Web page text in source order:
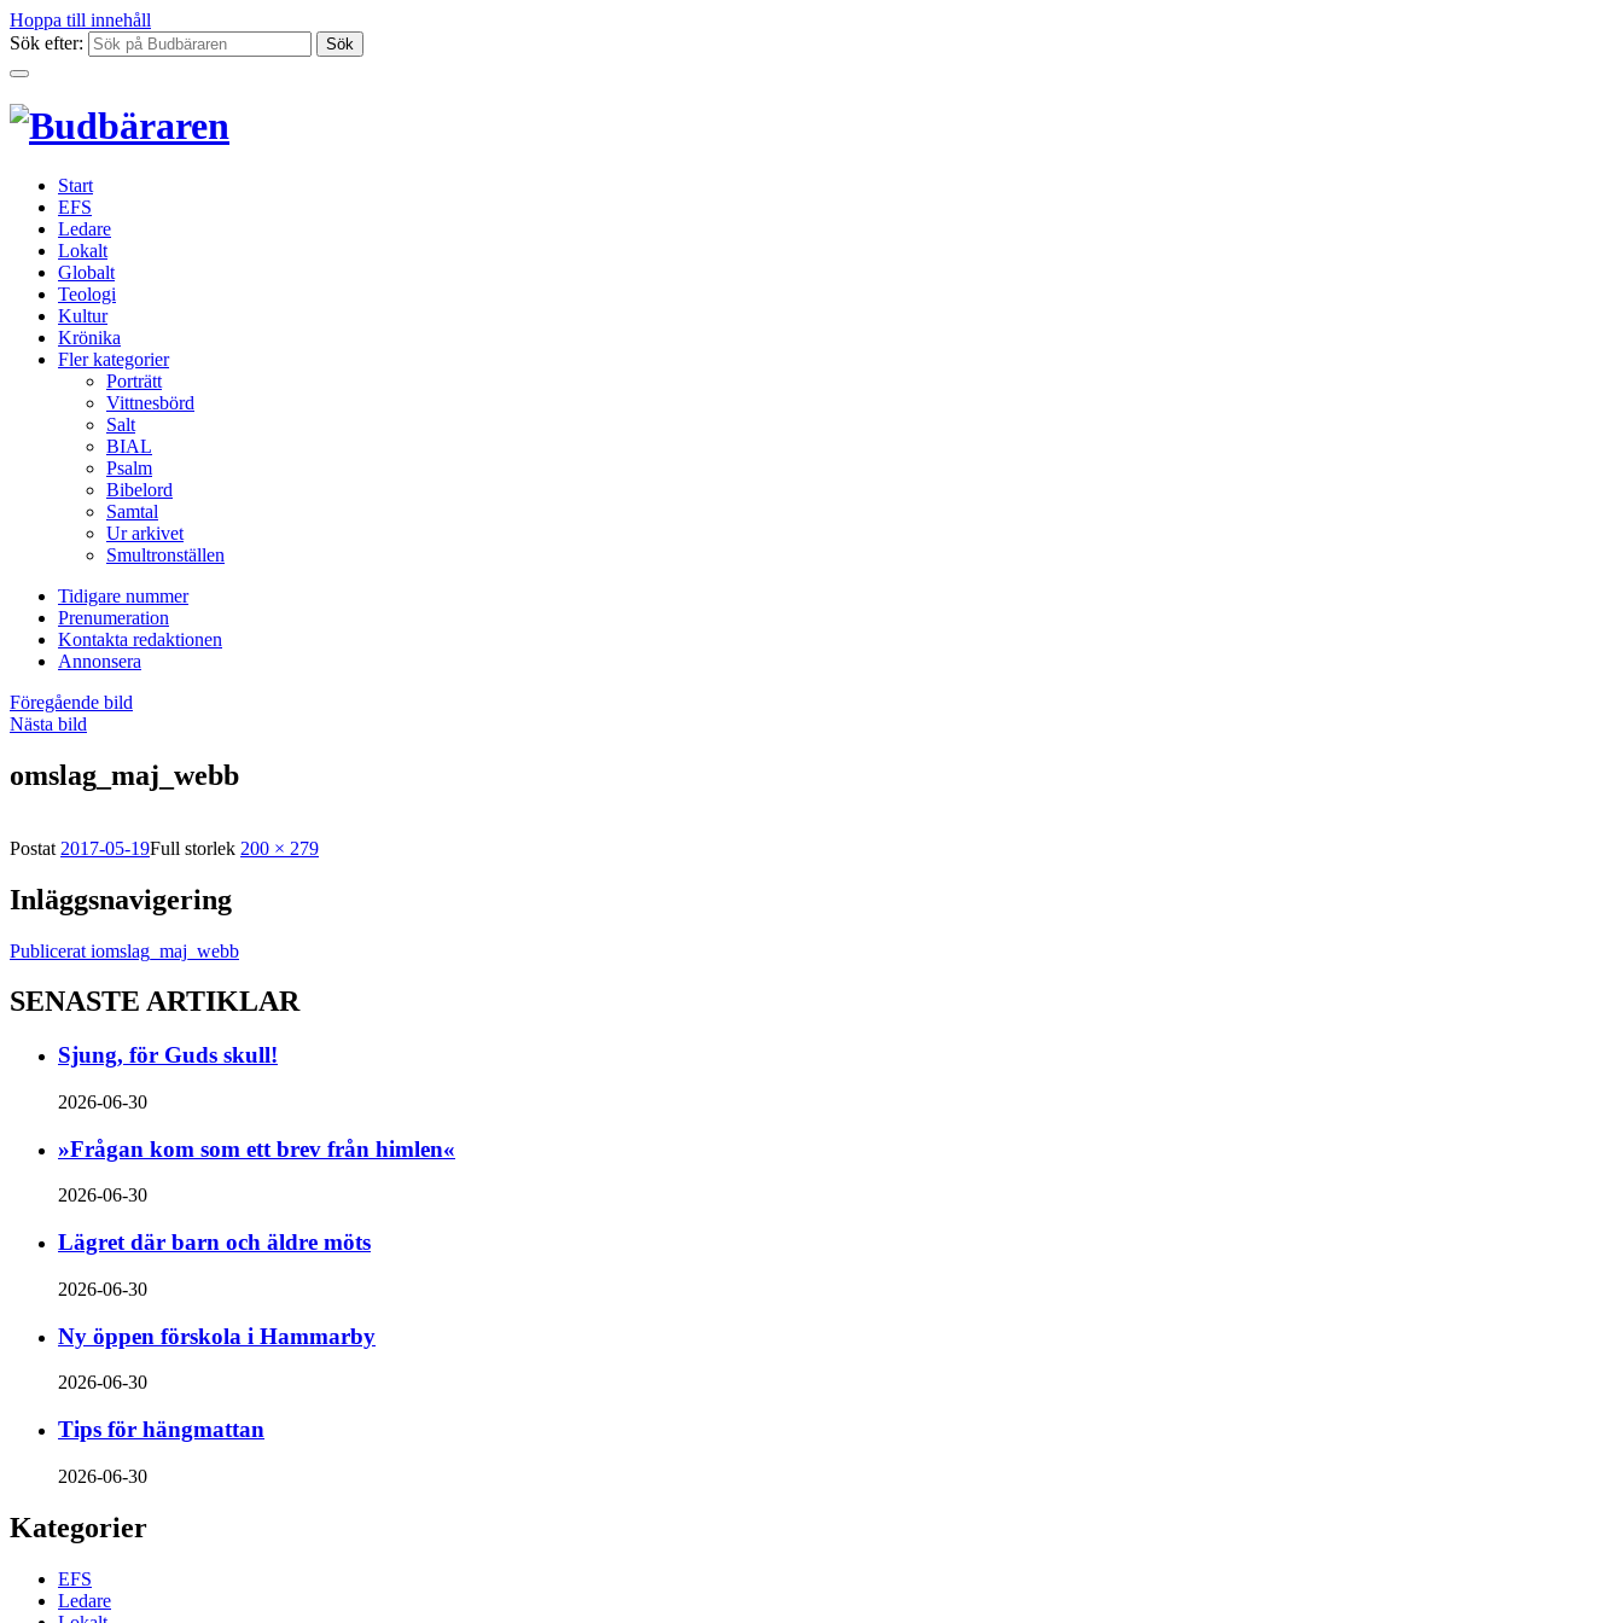
Hoppa till innehåll
Sök efter:
Start
EFS
Ledare
Lokalt
Globalt
Teologi
Kultur
Krönika
Fler kategorier
Porträtt
Vittnesbörd
Salt
BIAL
Psalm
Bibelord
Samtal
Ur arkivet
Smultronställen
Tidigare nummer
Prenumeration
Kontakta redaktionen
Annonsera
Föregående bild
Nästa bild
omslag_maj_webb
Postat 2017-05-19Full storlek 200 × 279
Inläggsnavigering
Publicerat iomslag_maj_webb
SENASTE ARTIKLAR
Sjung, för Guds skull!
2026-06-30
»Frågan kom som ett brev från himlen«
2026-06-30
Lägret där barn och äldre möts
2026-06-30
Ny öppen förskola i Hammarby
2026-06-30
Tips för hängmattan
2026-06-30
Kategorier
EFS
Ledare